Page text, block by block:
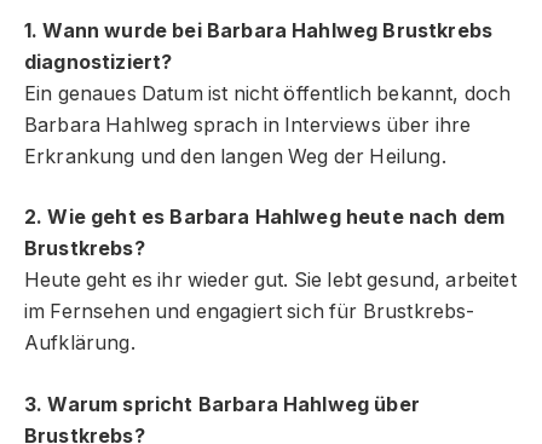
1. Wann wurde bei Barbara Hahlweg Brustkrebs
diagnostiziert?
Ein genaues Datum ist nicht öffentlich bekannt, doch
Barbara Hahlweg sprach in Interviews über ihre
Erkrankung und den langen Weg der Heilung.
2. Wie geht es Barbara Hahlweg heute nach dem
Brustkrebs?
Heute geht es ihr wieder gut. Sie lebt gesund, arbeitet
im Fernsehen und engagiert sich für Brustkrebs-
Aufklärung.
3. Warum spricht Barbara Hahlweg über
Brustkrebs?